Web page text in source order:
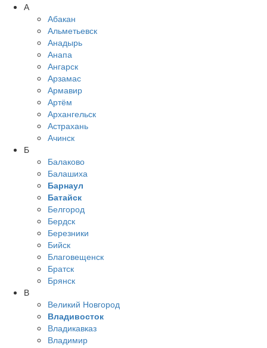
А
Абакан
Альметьевск
Анадырь
Анапа
Ангарск
Арзамас
Армавир
Артём
Архангельск
Астрахань
Ачинск
Б
Балаково
Балашиха
Барнаул
Батайск
Белгород
Бердск
Березники
Бийск
Благовещенск
Братск
Брянск
В
Великий Новгород
Владивосток
Владикавказ
Владимир